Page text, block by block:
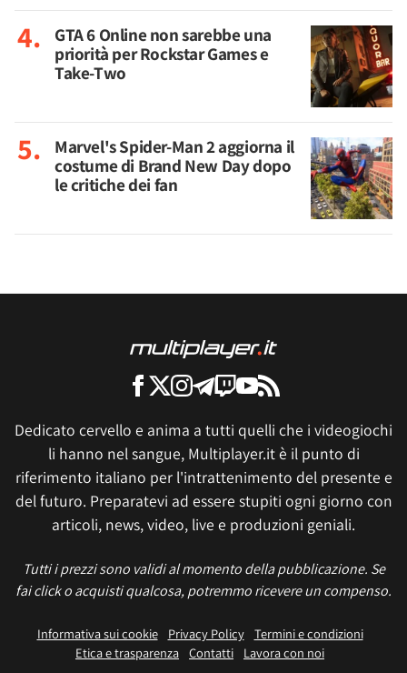
GTA 6 Online non sarebbe una
priorità per Rockstar Games e
Take-Two
Marvel's Spider-Man 2 aggiorna il
costume di Brand New Day dopo
le critiche dei fan
Dedicato cervello e anima a tutti quelli che i videogiochi
li hanno nel sangue, Multiplayer.it è il punto di
riferimento italiano per l'intrattenimento del presente e
del futuro. Preparatevi ad essere stupiti ogni giorno con
articoli, news, video, live e produzioni geniali.
Tutti i prezzi sono validi al momento della pubblicazione. Se
fai click o acquisti qualcosa, potremmo ricevere un compenso.
Informativa sui cookie Privacy Policy
Termini e condizioni
Etica e trasparenza Contatti
Lavora con noi